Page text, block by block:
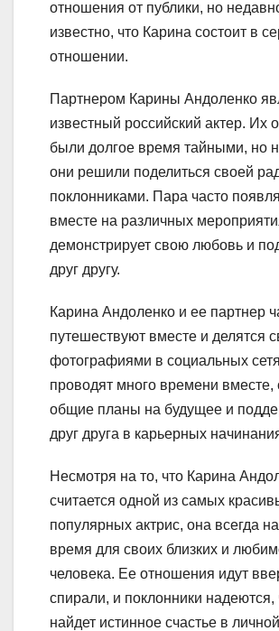
отношения от публики, но
известно, что Карина состоит в
отношении.
Партнером Карины Андоленко
известный российский актер. Их
были долгое время тайными, но
они решили поделиться своей
поклонниками. Пара часто
вместе на различных
демонстрирует свою любовь и
друг другу.
Карина Андоленко и ее партнер
путешествуют вместе и делятся
фотографиями в социальных
проводят много времени вместе,
общие планы на будущее и
друг друга в карьерных
Несмотря на то, что Карина
считается одной из самых
популярных актрис, она всегда
время для своих близких и
человека. Ее отношения идут
спирали, и поклонники надеются,
найдет истинное счастье в